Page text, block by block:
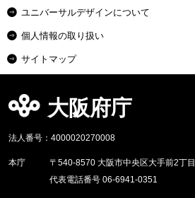
ユニバーサルデザインについて
個人情報の取り扱い
サイトマップ
大阪府庁
法人番号：4000020270008
本庁
〒540-8570 大阪市中央区大手前2丁目
代表電話番号 06-6941-0351